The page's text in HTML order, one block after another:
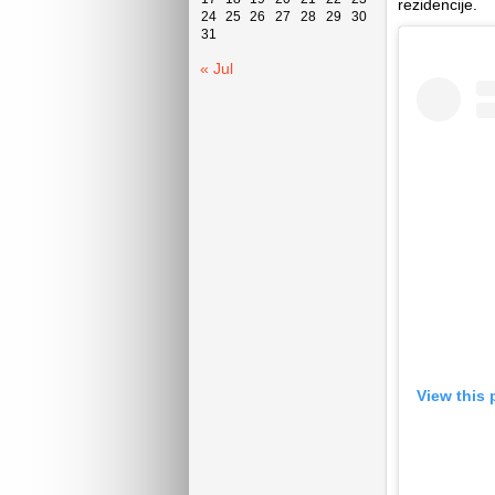
24 25 26 27 28 29
30
31
« Jul
rezidencije.
View this